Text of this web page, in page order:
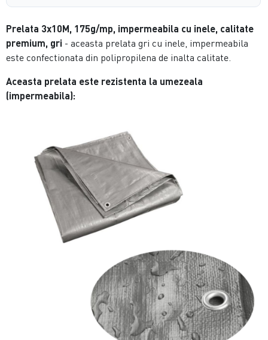
Prelata 3x10M, 175g/mp, impermeabila cu inele, calitate
premium, gri - aceasta prelata gri cu inele, impermeabila
este confectionata din polipropilena de inalta calitate.
Aceasta prelata este rezistenta la umezeala
(impermeabila):